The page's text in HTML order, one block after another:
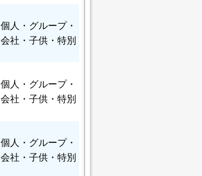
個人
・グループ・
会社・子供・特別
個人
・グループ・
会社・子供・特別
個人
・グループ・
会社・子供・特別